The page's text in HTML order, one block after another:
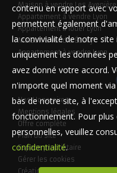
Maison à vendre Les
Appartement à vendre Lyon
Appartement à louer Lyon
Maison à vendre Écully
Appartement à vendre Lyon
Nos Honoraires
Mentions légales
Offre complète
Plan du site
Espace propriétaire
Gérer les cookies
Création site immobilier
contenu en rapport avec
permettent également
la convivialité de notre
uniquement les données
avez donné votre accord.
n'importe quel moment
bas de notre site, à
fonctionnement. Pour
personnelles, veuillez
confidentialité.